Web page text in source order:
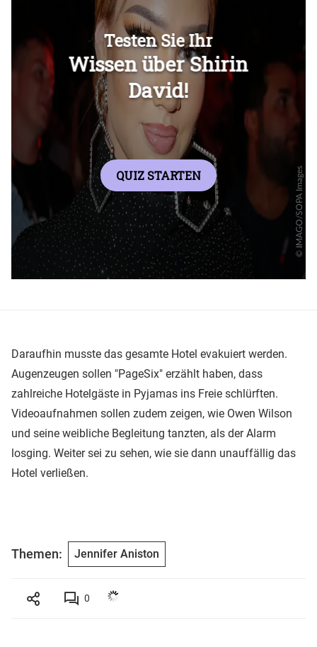
Überspringen
Daraufhin musste das gesamte Hotel evakuiert werden.
Augenzeugen sollen "PageSix" erzählt haben, dass
zahlreiche Hotelgäste in Pyjamas ins Freie schlürften.
Videoaufnahmen sollen zudem zeigen, wie Owen Wilson
und seine weibliche Begleitung tanzten, als der Alarm
losging. Weiter sei zu sehen, wie sie dann unauffällig das
Hotel verließen.
Themen: Jennifer Aniston
0